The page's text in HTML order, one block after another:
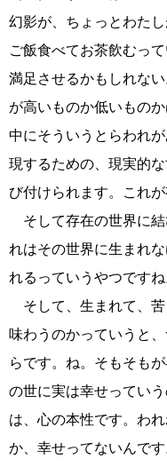
幻影が、ちょっとわた
ご飯食べてお茶飲むっ
満足させるかもしれな
が高いものか低いもの
中にそういうとらわれ
現するための、現実的
び付けられます。これ
そして存在の世界に結
れはその世界に生まれ
れるっていうやつですね
そして、生まれて、苦
味わうのかっていうと
らです。ね。そもそも
の世に実は幸せってい
は、心の本性です。わ
か、幸せってないんで